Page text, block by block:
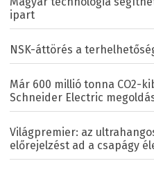
ipart
NSK-áttörés a
Már 600 millió tonna CO2-
Schneider Electric
Világpremier: az
előrejelzést ad a csapágy